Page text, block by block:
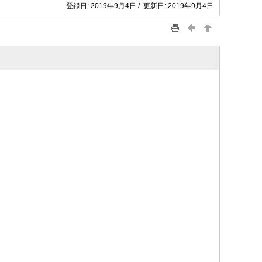
登録日: 2019年9月4日 / 更新日: 2019年9月4日